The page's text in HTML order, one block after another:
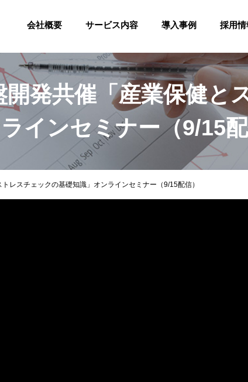
会社概要 サービス内容 導入事例 採用情
発共催「産業保健と
インセミナー（9/15配
レスチェックの基礎知識」オンラインセミナー（9/15配信）